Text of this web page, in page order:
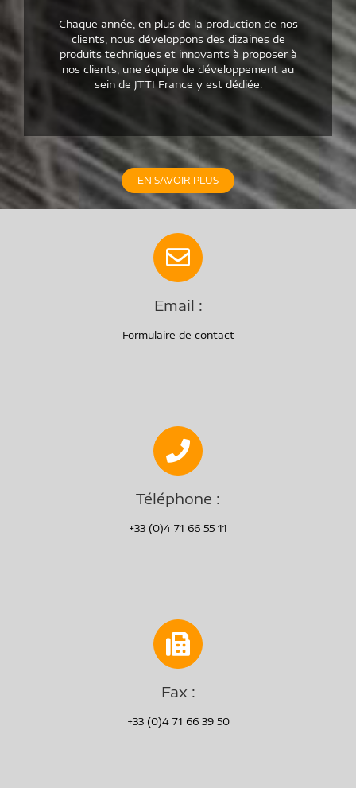
Chaque année, en plus de la production de nos
clients, nous développons des dizaines de
produits techniques et innovants à proposer à
nos clients, une équipe de développement au
sein de JTTI France y est dédiée.
EN SAVOIR PLUS
Email :
Formulaire de contact
Téléphone :
+33 (0)4 71 66 55 11
Fax :
+33 (0)4 71 66 39 50